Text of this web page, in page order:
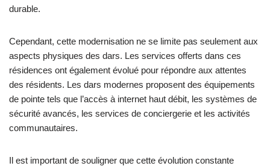
durable.
Cependant, cette modernisation ne se limite pas seulement aux
aspects physiques des dars. Les services offerts dans ces
résidences ont également évolué pour répondre aux attentes
des résidents. Les dars modernes proposent des équipements
de pointe tels que l’accès à internet haut débit, les systèmes de
sécurité avancés, les services de conciergerie et les activités
communautaires.
Il est important de souligner que cette évolution constante